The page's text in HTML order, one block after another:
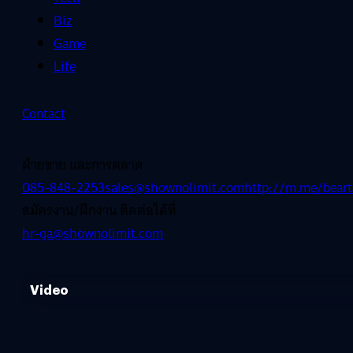
Biz
Game
Life
Contact
ฝ่ายขาย และการตลาด
085-848-2253sales@shownolimit.comhttp://m.me/
สมัครงาน/ฝึกงาน ติดต่อได้ที่
hr-ga@shownolimit.com
Video